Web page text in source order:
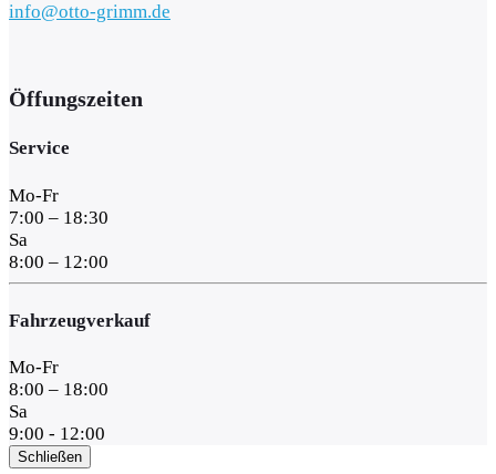
info@otto-grimm.de
Öffungszeiten
Service
Mo-Fr
7:00 – 18:30
Sa
8:00 – 12:00
Fahrzeugverkauf
Mo-Fr
8:00 – 18:00
Sa
9:00 - 12:00
Schließen